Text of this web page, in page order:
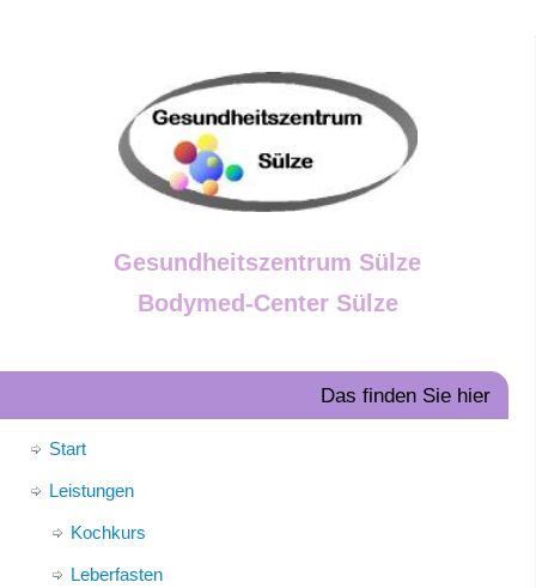
Gesundheitszentrum Sülze
Bodymed-Center Sülze
Das finden Sie hier
Start
Leistungen
Kochkurs
Leberfasten